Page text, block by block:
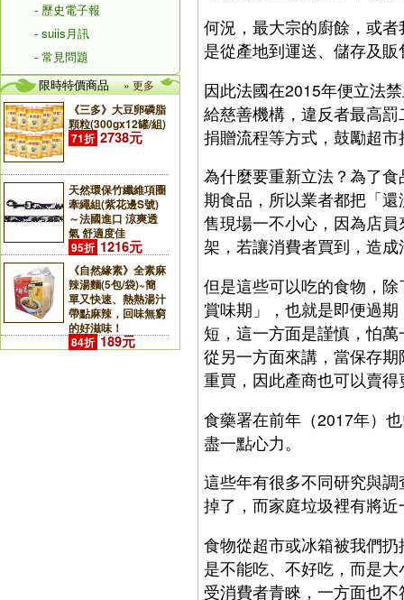
- 歷史電子報
- suiis月訊
- 常見問題
限時特價商品
» 更多
《三多》大豆卵磷脂
顆粒(300gx12罐/組)
71折 2738元
天然環保竹纖維項圈
牽繩組(紫花邊S號)
～法國進口 涼爽透
氣 舒適度佳
95折 1216元
《自然緣素》全素麻
辣湯麵(5包/袋)~簡
單又快速、熱熱湯汁
帶點麻辣，回味無窮
的好滋味！
84折 189元
何況，最大宗的廚餘，或
是從產地到運送、儲存及
因此法國在2015年便立法
給慈善機構，違反者最高
捐贈流程等方式，鼓勵超
為什麼要重新立法？為了
期食品，所以業者都把「
售現場一不小心，因為店
架，若讓消費者買到，造
但是這些可以吃的食物，
賞味期」，也就是即便過
短，這一方面是謹慎，怕
從另一方面來講，當保存
重買，因此產商也可以賣
食藥署在前年（2017年）
盡一點心力。
這些年有很多不同研究與
掉了，而家庭垃圾裡有將
食物從超市或冰箱被我們
是不能吃、不好吃，而是
受消費者青睞，一方面也